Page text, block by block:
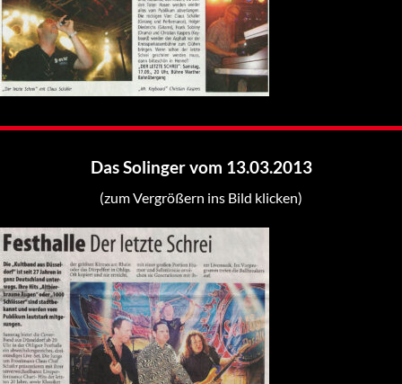
Das Solinger vom 13.03.2013
(zum Vergrößern ins Bild klicken)